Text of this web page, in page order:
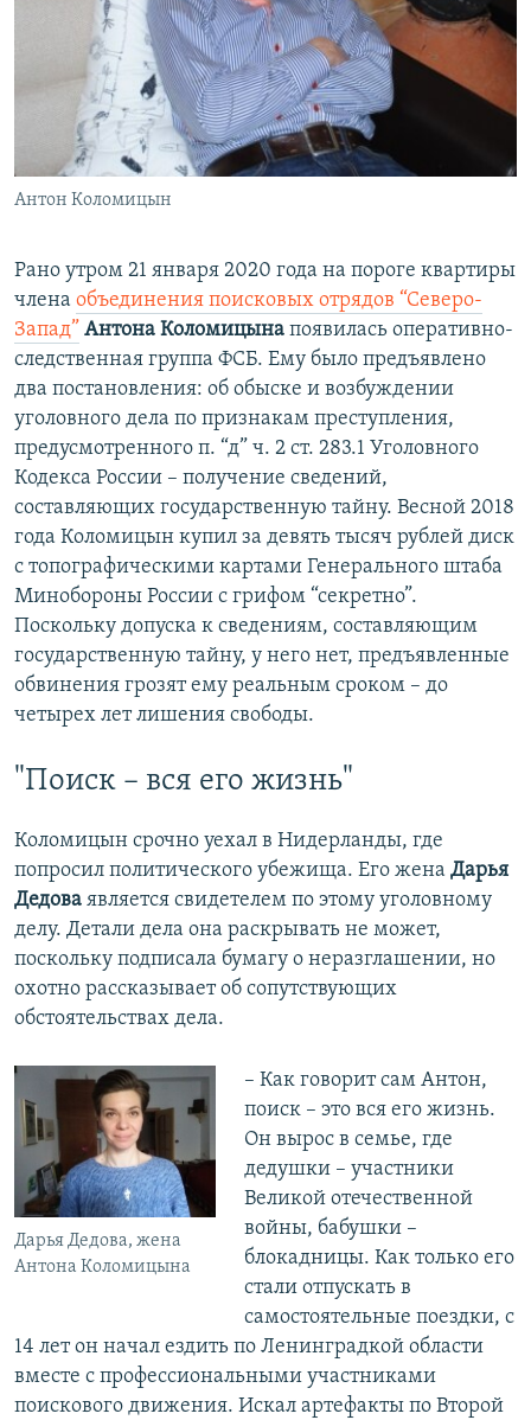
Антон Коломицын
Рано утром 21 января 2020 года на пороге квартиры
члена объединения поисковых отрядов “Северо-
Запад” Антона Коломицына появилась оперативно-
следственная группа ФСБ. Ему было предъявлено
два постановления: об обыске и возбуждении
уголовного дела по признакам преступления,
предусмотренного п. “д” ч. 2 ст. 283.1 Уголовного
Кодекса России – получение сведений,
составляющих государственную тайну. Весной 2018
года Коломицын купил за девять тысяч рублей диск
с топографическими картами Генерального штаба
Минобороны России с грифом “секретно”.
Поскольку допуска к сведениям, составляющим
государственную тайну, у него нет, предъявленные
обвинения грозят ему реальным сроком – до
четырех лет лишения свободы.
"Поиск – вся его жизнь"
Коломицын срочно уехал в Нидерланды, где
попросил политического убежища. Его жена Дарья
Дедова является свидетелем по этому уголовному
делу. Детали дела она раскрывать не может,
поскольку подписала бумагу о неразглашении, но
охотно рассказывает об сопутствующих
обстоятельствах дела.
Дарья Дедова, жена
Антона Коломицына
– Как говорит сам Антон,
поиск – это вся его жизнь.
Он вырос в семье, где
дедушки – участники
Великой отечественной
войны, бабушки –
блокадницы. Как только его
стали отпускать в
самостоятельные поездки, с
14 лет он начал ездить по Ленинградкой области
вместе с профессиональными участниками
поискового движения. Искал артефакты по Второй